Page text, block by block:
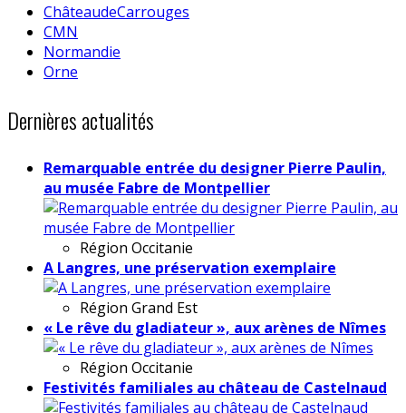
ChâteaudeCarrouges
CMN
Normandie
Orne
Dernières actualités
Remarquable entrée du designer Pierre Paulin,
au musée Fabre de Montpellier
Région Occitanie
A Langres, une préservation exemplaire
Région Grand Est
« Le rêve du gladiateur », aux arènes de Nîmes
Région Occitanie
Festivités familiales au château de Castelnaud